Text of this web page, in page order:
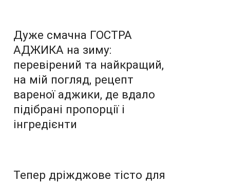
Дуже смачна ГОСТРА
АДЖИКА на зиму:
перевірений та найкращий,
на мій погляд, рецепт
вареної аджики, де вдало
підібрані пропорції і
інгредієнти
Тепер дріжджове тісто для